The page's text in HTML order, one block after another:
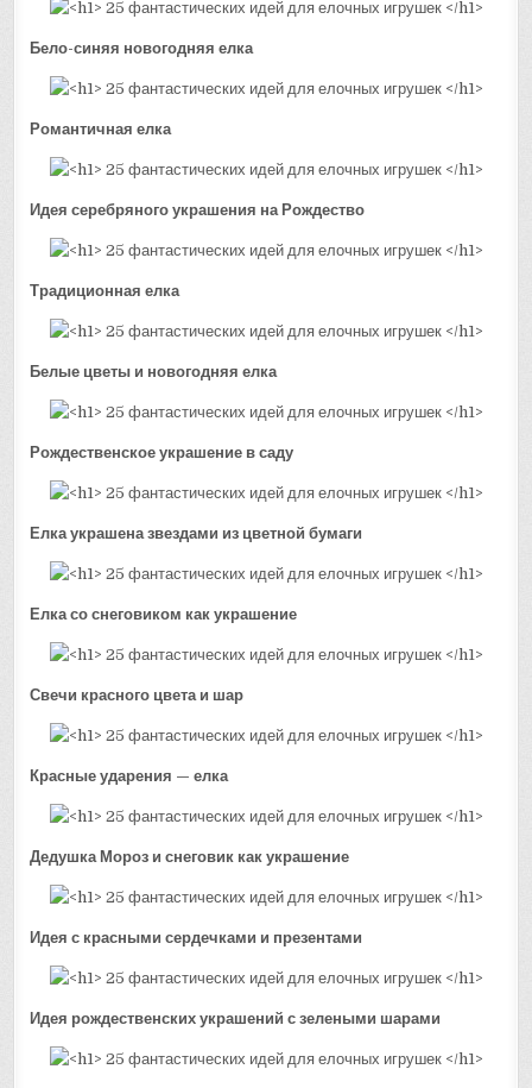
Бело-синяя новогодняя елка
Романтичная елка
Идея серебряного украшения на Рождество
Традиционная елка
Белые цветы и новогодняя елка
Рождественское украшение в саду
Елка украшена звездами из цветной бумаги
Елка со снеговиком как украшение
Свечи красного цвета и шар
Красные ударения — елка
Дедушка Мороз и снеговик как украшение
Идея с красными сердечками и презентами
Идея рождественских украшений с зелеными шарами